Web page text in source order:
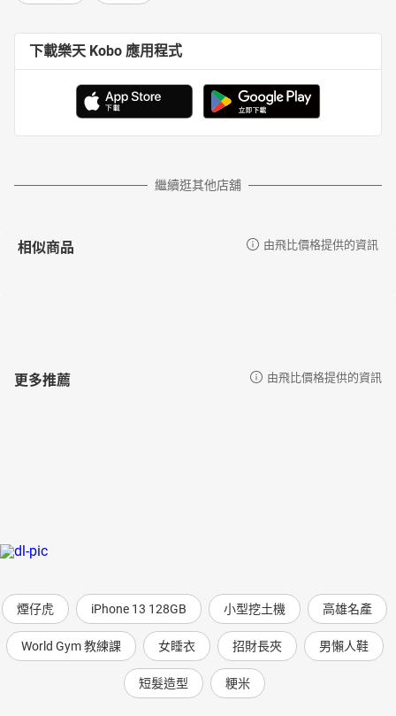
下載樂天 Kobo 應用程式
繼續逛其他店舖
相似商品 由飛比價格提供的資訊
更多推薦 由飛比價格提供的資訊
煙仔虎 iPhone 13 128GB 小型挖土機 高雄名產
World Gym 教練課 女睡衣 招財長夾 男懶人鞋
短髮造型 粳米